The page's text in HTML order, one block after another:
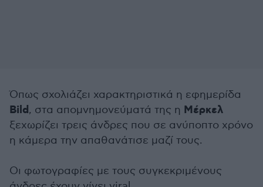
Όπως σχολιάζει χαρακτηριστικά η εφημερίδα
Bild, στα απομνημονεύματά της η Μέρκελ
ξεχωρίζει τρεις άνδρες που σε ανύποπτο χρόνο
η κάμερα την απαθανάτισε μαζί τους.
Οι φωτογραφίες με τους συγκεκριμένους